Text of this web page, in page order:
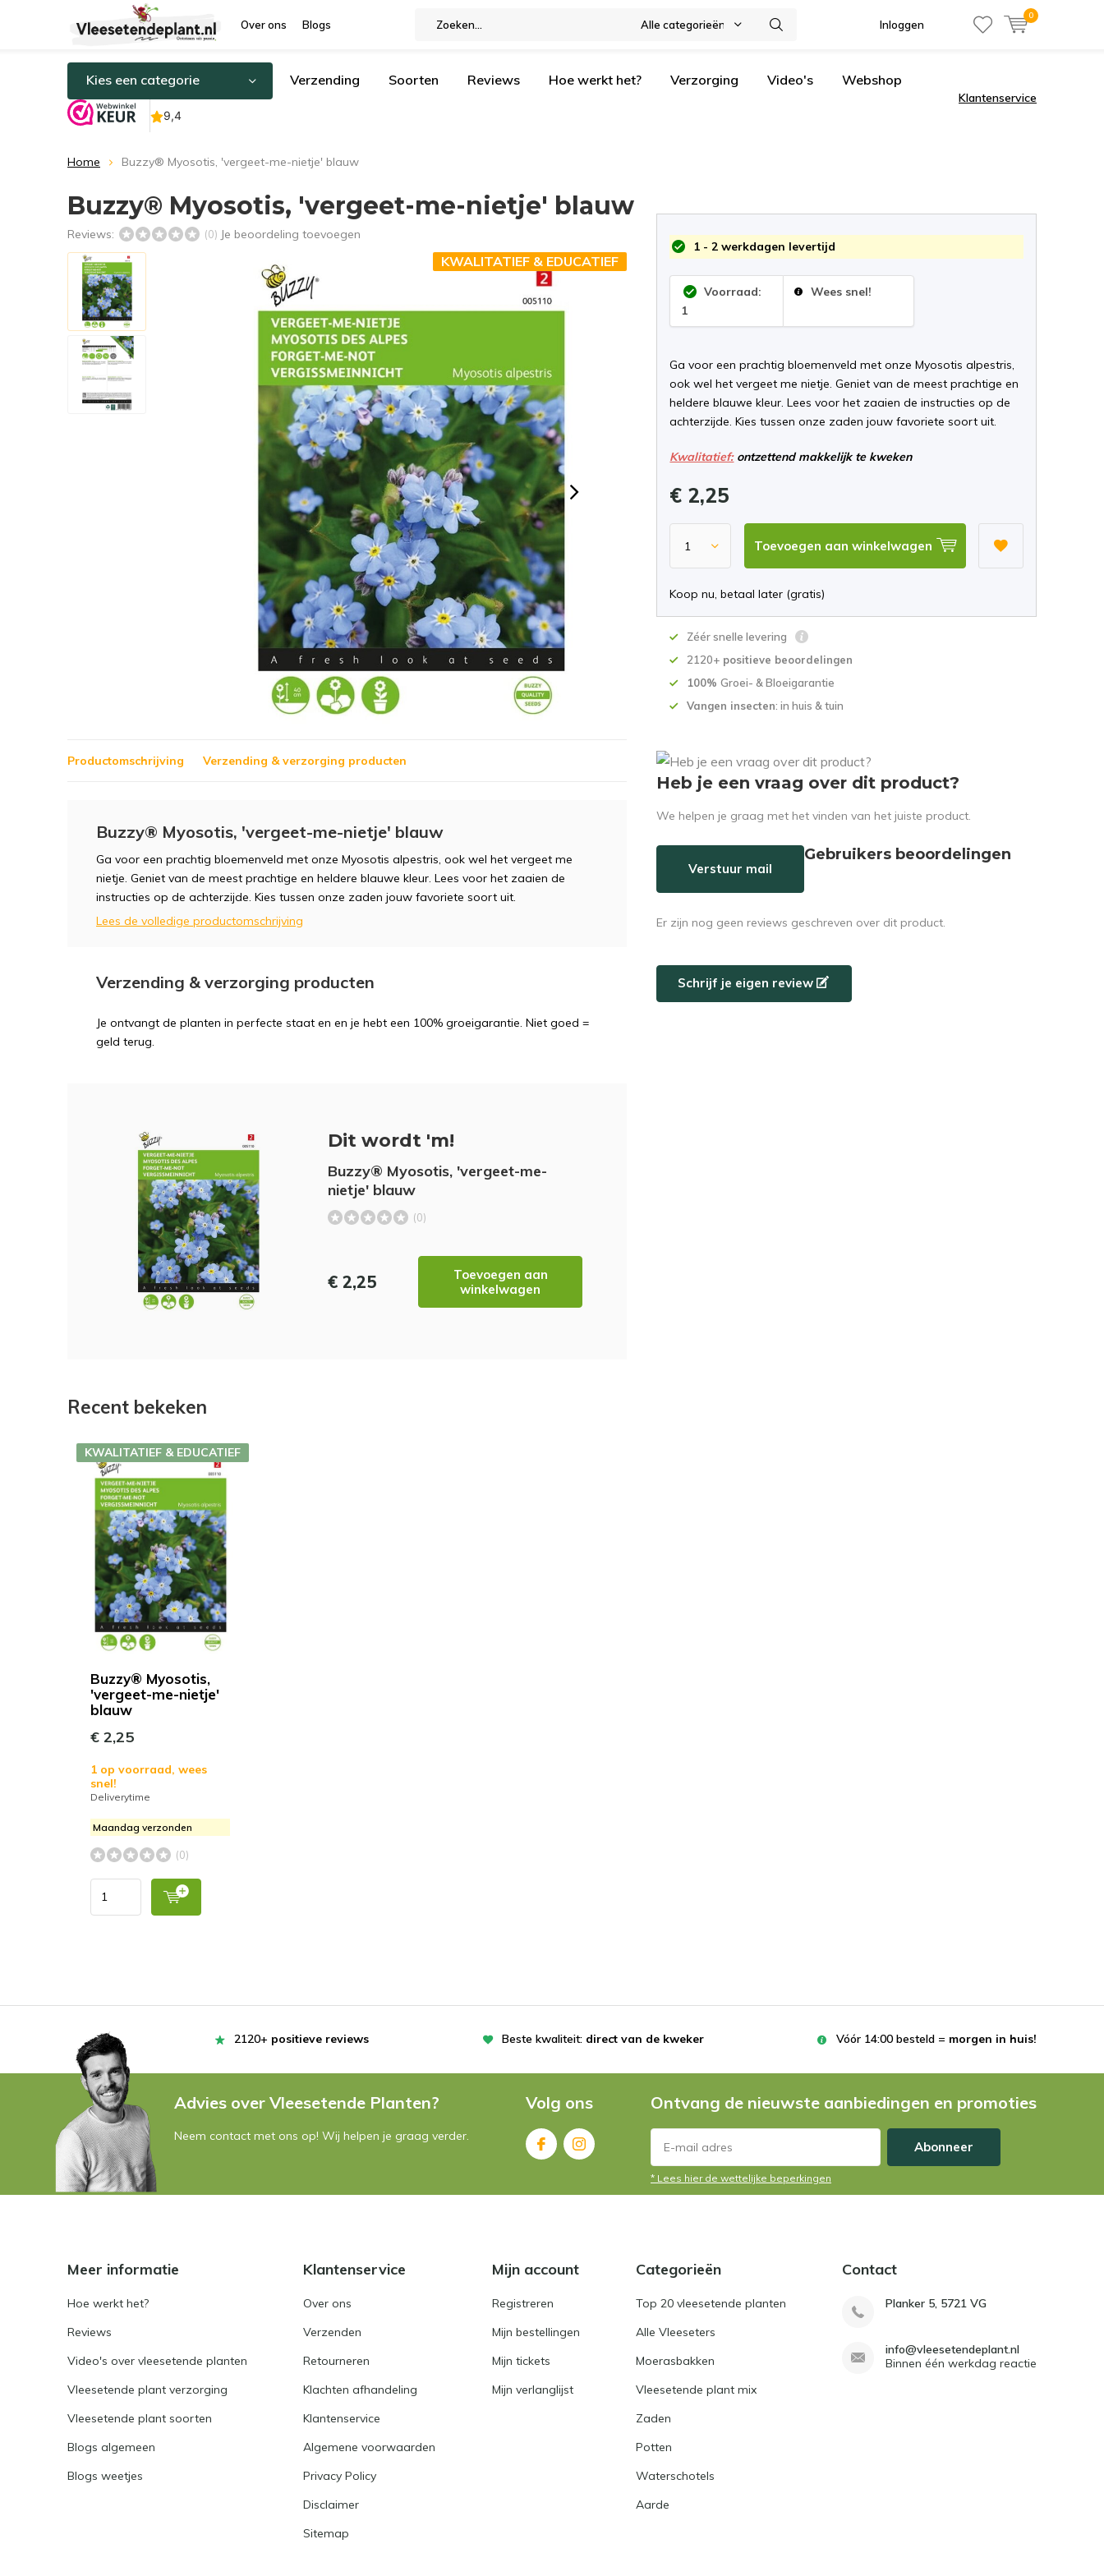
Over ons Blogs Alle categorieën Inloggen
0
Kies een categorie Verzending Soorten Reviews Hoe werkt het? Verzorging Video's Webshop
Klantenservice
Home Buzzy® Myosotis, 'vergeet-me-nietje' blauw
Buzzy® Myosotis, 'vergeet-me-nietje' blauw
Reviews: (0) Je beoordeling toevoegen
KWALITATIEF & EDUCATIEF
1 - 2 werkdagen levertijd
Voorraad:
1
Wees snel!
Ga voor een prachtig bloemenveld met onze Myosotis alpestris,
ook wel het vergeet me nietje. Geniet van de meest prachtige en
heldere blauwe kleur. Lees voor het zaaien de instructies op de
achterzijde. Kies tussen onze zaden jouw favoriete soort uit.
Kwalitatief:ontzettend makkelijk te kweken
€ 2,25
Toevoegen aan winkelwagen
Koop nu, betaal later (gratis)
Zéér snelle levering
2120+ positieve beoordelingen
100%Groei- & Bloeigarantie
Vangen insecten: in huis & tuin
Productomschrijving Verzending & verzorging producten
Buzzy® Myosotis, 'vergeet-me-nietje' blauw
Ga voor een prachtig bloemenveld met onze Myosotis alpestris, ook wel het vergeet me
nietje. Geniet van de meest prachtige en heldere blauwe kleur. Lees voor het zaaien de
instructies op de achterzijde. Kies tussen onze zaden jouw favoriete soort uit.
Lees de volledige productomschrijving
Verzending & verzorging producten
Je ontvangt de planten in perfecte staat en en je hebt een 100% groeigarantie. Niet goed =
geld terug.
Dit wordt 'm!
Buzzy® Myosotis, 'vergeet-me-
nietje' blauw
(0)
€ 2,25
Toevoegen aan
winkelwagen
Heb je een vraag over dit product?
We helpen je graag met het vinden van het juiste product.
Verstuur mail
Gebruikers beoordelingen
Er zijn nog geen reviews geschreven over dit product.
Schrijf je eigen review
Recent bekeken
Buzzy® Myosotis,
'vergeet-me-nietje'
blauw
KWALITATIEF & EDUCATIEF
€ 2,25
1 op voorraad, wees
snel!
Deliverytime
Maandag verzonden
(0)
2120+ positieve reviews Beste kwaliteit: direct van de kweker Vóór 14:00 besteld = morgen in huis!
Advies over Vleesetende Planten?
Neem contact met ons op! Wij helpen je graag verder.
Volg ons Ontvang de nieuwste aanbiedingen en promoties
Abonneer
* Lees hier de wettelijke beperkingen
Meer informatie
Hoe werkt het?
Reviews
Video's over vleesetende planten
Vleesetende plant verzorging
Vleesetende plant soorten
Blogs algemeen
Blogs weetjes
Klantenservice
Over ons
Verzenden
Retourneren
Klachten afhandeling
Klantenservice
Algemene voorwaarden
Privacy Policy
Disclaimer
Sitemap
Mijn account
Registreren
Mijn bestellingen
Mijn tickets
Mijn verlanglijst
Categorieën
Top 20 vleesetende planten
Alle Vleeseters
Moerasbakken
Vleesetende plant mix
Zaden
Potten
Waterschotels
Aarde
Contact
Planker 5, 5721 VG
info@vleesetendeplant.nl
Binnen één werkdag reactie